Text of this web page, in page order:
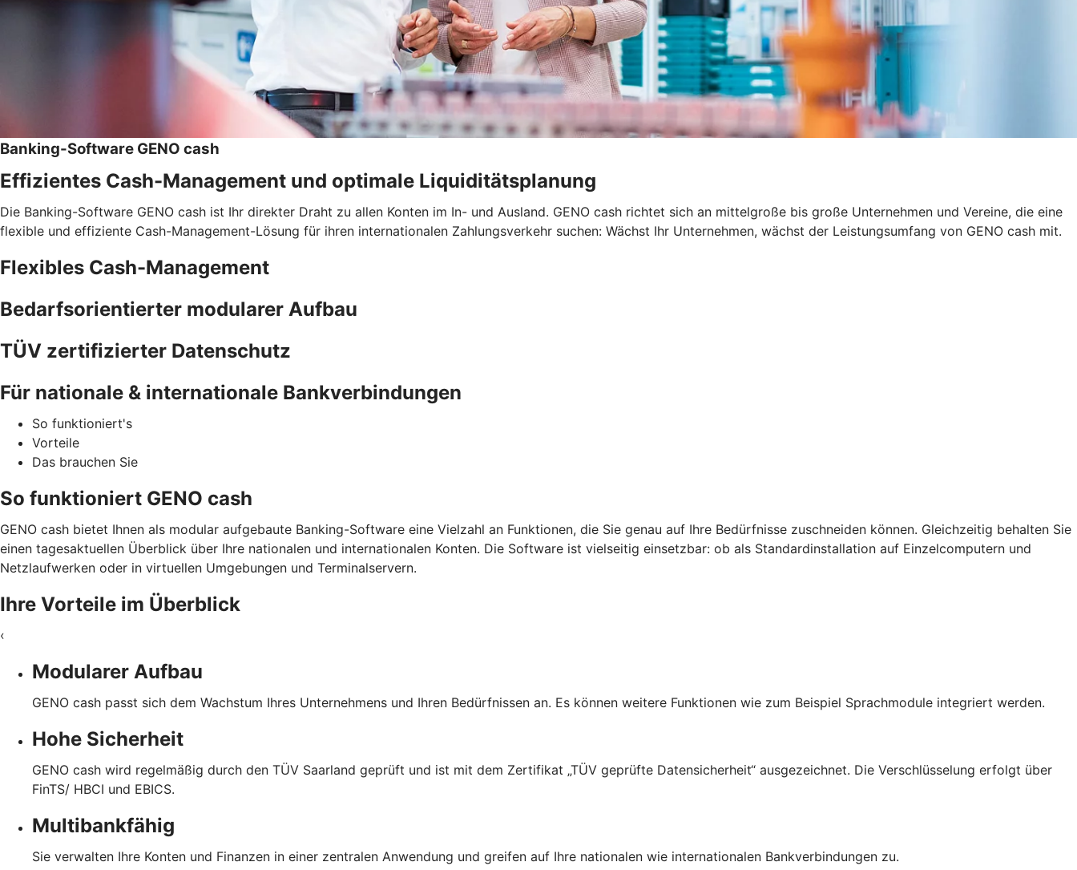
Banking-Software GENO cash
Effizientes Cash-Management und optimale Liquiditätsplanung
Die Banking-Software GENO cash ist Ihr direkter Draht zu allen Konten im In- und Ausland. GENO cash richtet sich an mittelgroße bis große Unternehmen und Vereine, die eine
flexible und effiziente Cash-Management-Lösung für ihren internationalen Zahlungsverkehr suchen: Wächst Ihr Unternehmen, wächst der Leistungsumfang von GENO cash mit.
Flexibles Cash-Management
Bedarfsorientierter modularer Aufbau
TÜV zertifizierter Datenschutz
Für nationale & internationale Bankverbindungen
So funktioniert's
Vorteile
Das brauchen Sie
So funktioniert GENO cash
GENO cash bietet Ihnen als modular aufgebaute Banking-Software eine Vielzahl an Funktionen, die Sie genau auf Ihre Bedürfnisse zuschneiden können. Gleichzeitig behalten Sie
einen tagesaktuellen Überblick über Ihre nationalen und internationalen Konten. Die Software ist vielseitig einsetzbar: ob als Standardinstallation auf Einzelcomputern und
Netzlaufwerken oder in virtuellen Umgebungen und Terminalservern.
Ihre Vorteile im Überblick
‹
Modularer Aufbau
GENO cash passt sich dem Wachstum Ihres Unternehmens und Ihren Bedürfnissen an. Es können weitere Funktionen wie zum Beispiel Sprachmodule integriert werden.
Hohe Sicherheit
GENO cash wird regelmäßig durch den TÜV Saarland geprüft und ist mit dem Zertifikat „TÜV geprüfte Datensicherheit“ ausgezeichnet. Die Verschlüsselung erfolgt über
FinTS/ HBCI und EBICS.
Multibankfähig
Sie verwalten Ihre Konten und Finanzen in einer zentralen Anwendung und greifen auf Ihre nationalen wie internationalen Bankverbindungen zu.